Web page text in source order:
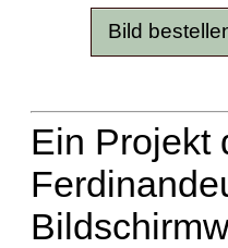
Ein Projekt